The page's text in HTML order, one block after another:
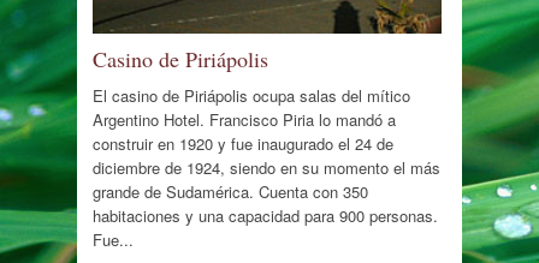
Casino de Piriápolis
El casino de Piriápolis ocupa salas del mítico
Argentino Hotel. Francisco Piria lo mandó a
construir en 1920 y fue inaugurado el 24 de
diciembre de 1924, siendo en su momento el más
grande de Sudamérica. Cuenta con 350
habitaciones y una capacidad para 900 personas.
Fue...